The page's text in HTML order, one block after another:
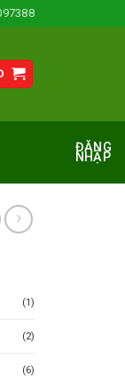
ĐĂNG
NHẬP
(1)
(2)
(6)